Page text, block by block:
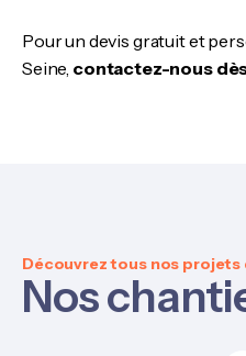
Pour un devis gratuit et
Seine, contactez-nous
Découvrez tous nos
Nos